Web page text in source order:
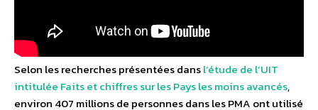
Selon les recherches présentées dansl’étude de l’UIT
intitulée Faits et chiffres sur les Pays les moins avancés,
environ 407 millions de personnes dans les PMA ont utilisé